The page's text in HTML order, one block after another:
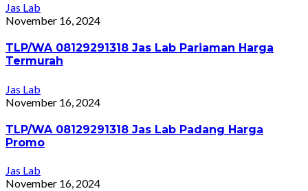
Jas Lab
November 16, 2024
TLP/WA 08129291318 Jas Lab Pariaman Harga
Termurah
Jas Lab
November 16, 2024
TLP/WA 08129291318 Jas Lab Padang Harga
Promo
Jas Lab
November 16, 2024